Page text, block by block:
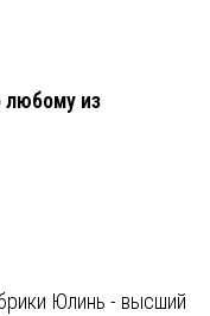
любому из
Юлинь - высший